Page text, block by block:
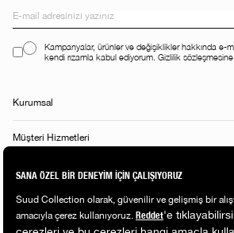
Kampanyalar, ürünler ve değişiklikler hakkında e-
kendi rızamla kabul ediyorum. Gizlilik
Kurumsal
Müşteri Hizmetleri
Alışveriş Rehberi